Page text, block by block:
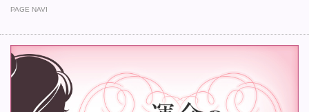
PAGE NAVI